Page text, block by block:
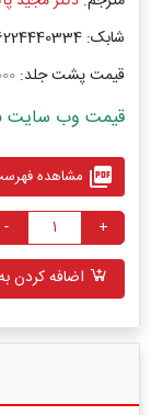
شابک: 9786224440334
قیمت پشت جلد:
قیمت وب سایت با تخفیف:
picture_as_pdf مشاهده
+
-
اضافه کردن